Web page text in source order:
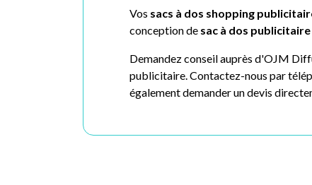
Vos sacs à dos shopping
conception de sac à dos publicitaire
Demandez conseil auprès d'OJM
publicitaire. Contactez-nous par
également demander un devis